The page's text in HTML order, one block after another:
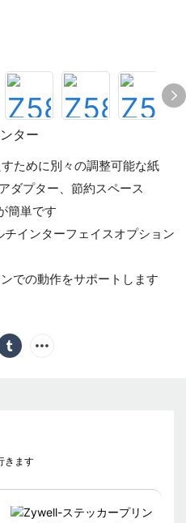
ター
ために別々の調整可能な紙
ダプター、節約スペース
簡単です
チインターフェイスオプション
での動作をサポートします
きます